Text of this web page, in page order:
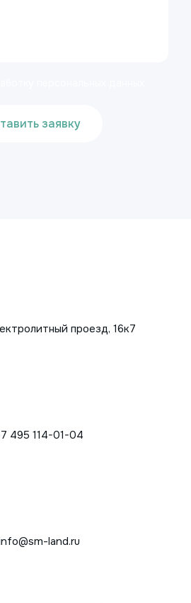
заявку
проезд, 16к7
495 114-01-04
land.ru